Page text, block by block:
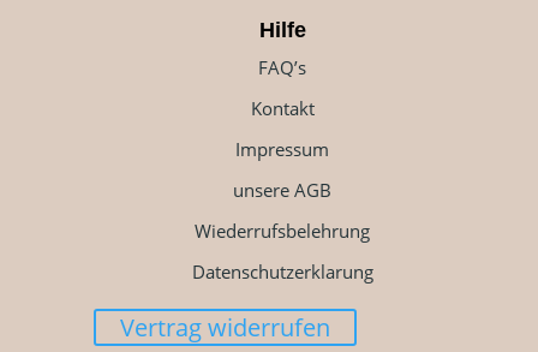
Hilfe
FAQ’s
Kontakt
Impressum
unsere AGB
Wiederrufsbelehrung
Datenschutzerklarung
Vertrag widerrufen